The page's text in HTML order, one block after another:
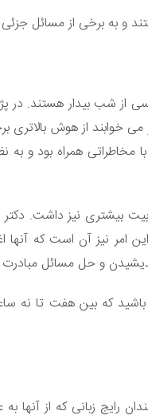
و به برخی از مسائل
از شب بیدار هستند.
خوابند از هوش بالاتری
همراه بود و به
بیشتری نیز داشت.
نیز آن است که آنها
و حل مسائل
که بین هفت تا نه
رایج زبانی که از